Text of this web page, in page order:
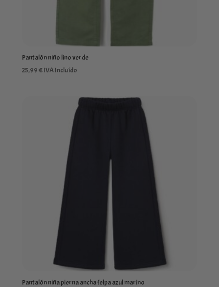
Pantalón niño lino verde
25,99€IVA Incluído
Pantalón niña pierna ancha felpa azul marino